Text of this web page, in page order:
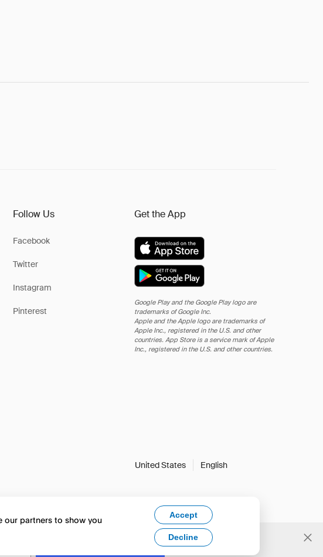
Follow Us
Facebook
Twitter
Instagram
Pinterest
Get the App
Google Play and the Google Play logo are
trademarks of Google Inc.
Apple and the Apple logo are trademarks of
Apple Inc., registered in the U.S. and other
countries. App Store is a service mark of Apple
Inc., registered in the U.S. and other countries.
United States English
our partners to show you
Accept
Decline